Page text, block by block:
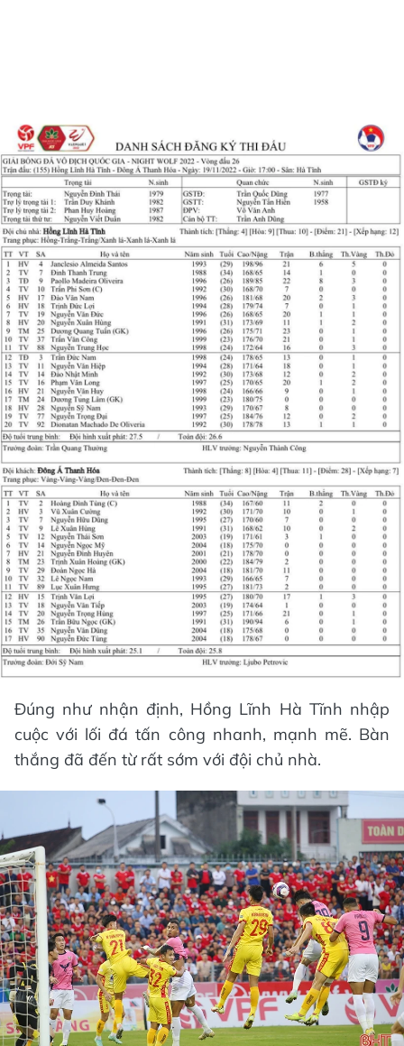
Đúng như nhận định, Hồng Lĩnh Hà Tĩnh nhập
cuộc với lối đá tấn công nhanh, mạnh mẽ. Bàn
thắng đã đến từ rất sớm với đội chủ nhà.